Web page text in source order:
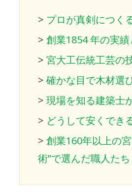
> プロが真剣につく
> 創業1854 年の実
> 宮大工伝統工芸の
> 確かな目で木材選
> 現場を知る建築士
> どうして安くでき
> 創業160年以上の
術”で選んだ職人たち